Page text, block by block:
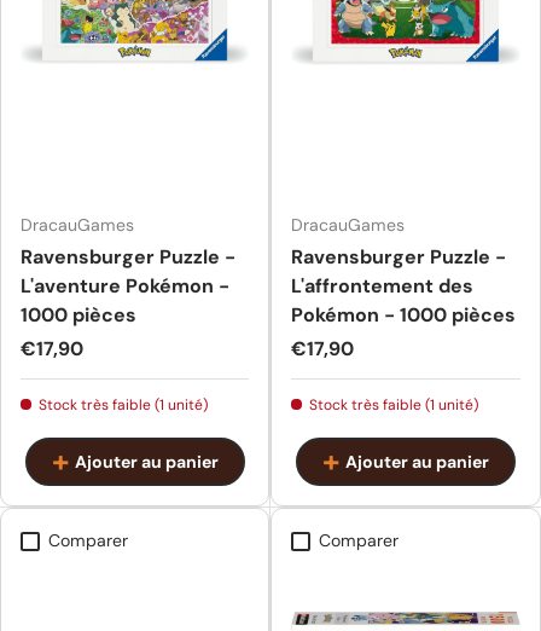
DracauGames
Ravensburger Puzzle -
L'aventure Pokémon -
1000 pièces
Prix habituel
€17,90
Stock très faible (1 unité)
Ajouter au panier
DracauGames
Ravensburger Puzzle -
L'affrontement des
Pokémon - 1000 pièces
Prix habituel
€17,90
Stock très faible (1 unité)
Ajouter au panier
Comparer Comparer